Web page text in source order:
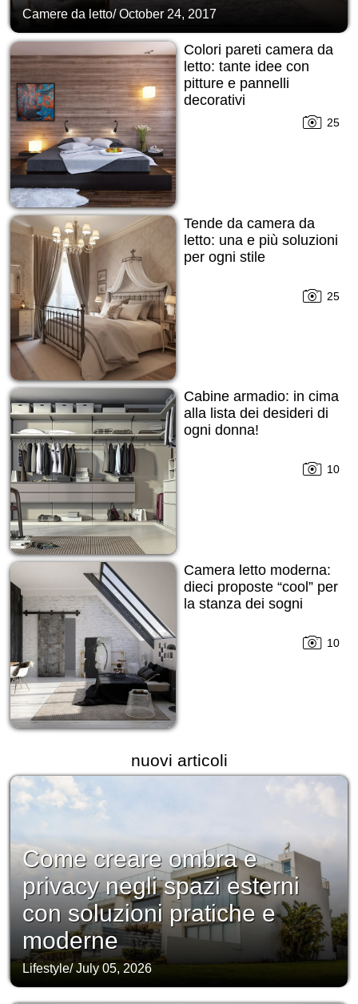
Camere da letto/October 24, 2017
Colori pareti camera da
letto: tante idee con
pitture e pannelli
decorativi
25
Tende da camera da
letto: una e più soluzioni
per ogni stile
25
Cabine armadio: in cima
alla lista dei desideri di
ogni donna!
10
Camera letto moderna:
dieci proposte “cool” per
la stanza dei sogni
10
nuovi articoli
Come creare ombra e
privacy negli spazi esterni
con soluzioni pratiche e
moderne
Lifestyle/July 05, 2026